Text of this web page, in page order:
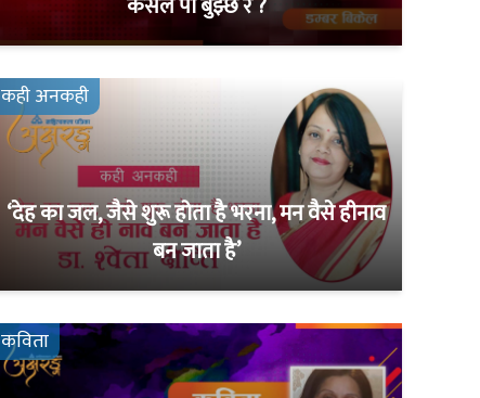
कही अनकही
‘देह का जल, जैसे शुरू होता है भरना, मन वैसे हीनाव
बन जाता है’
कविता